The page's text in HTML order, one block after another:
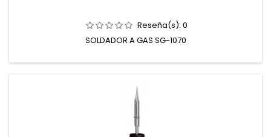
Reseña(s): 0
SOLDADOR A GAS SG-1070